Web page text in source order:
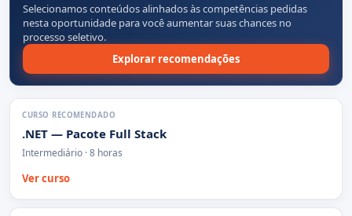
Selecionamos conteúdos alinhados às competências pedidas
nesta oportunidade para você aumentar suas chances no
processo seletivo.
Explorar recomendações
CURSO RECOMENDADO
.NET — Pacote Full Stack
Intermediário · 8 horas
Ver curso